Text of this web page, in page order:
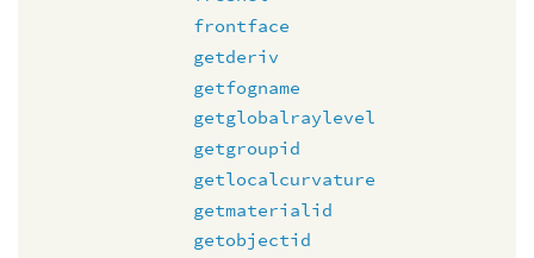
frontface
getderiv
getfogname
getglobalraylevel
getgroupid
getlocalcurvature
getmaterialid
getobjectid